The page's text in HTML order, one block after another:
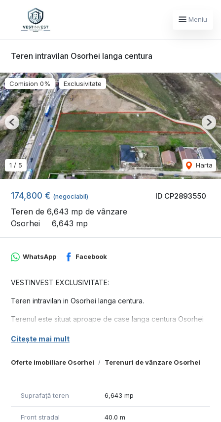
Meniu
Teren intravilan Osorhei langa centura
ID CP2893550
174,800 € (negociabil)
Teren de 6,643 mp de vânzare
Osorhei
6,643 mp
Comision 0% Exclusivitate
1 / 5 Harta
Previous
Oferte imobiliare Osorhei Terenuri de vânzare Osorhei
WhatsApp Facebook
VESTINVEST EXCLUSIVITATE:
Teren intravilan in Osorhei langa centura.
Terenul este situat aproape de case langa centura Osorhei
drum de piatra.
Front stradal: 40 ml
Citește mai mult
Suprafață teren 6,643 mp
Front stradal 40.0 m